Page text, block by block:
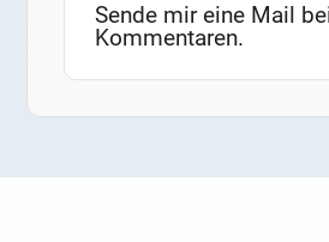
Sende mir eine Mail
Kommentaren.